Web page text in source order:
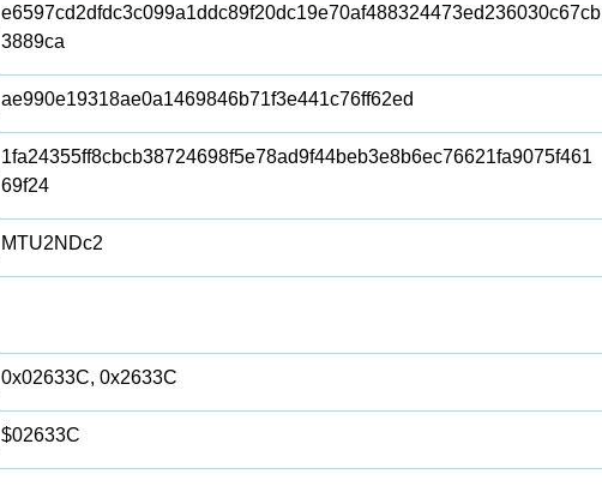
e6597cd2dfdc3c099a1ddc89f20dc19e70af488324473ed236030c67cb
3889ca
ae990e19318ae0a1469846b71f3e441c76ff62ed
1fa24355ff8cbcb38724698f5e78ad9f44beb3e8b6ec76621fa9075f461
69f24
MTU2NDc2
0x02633C, 0x2633C
$02633C